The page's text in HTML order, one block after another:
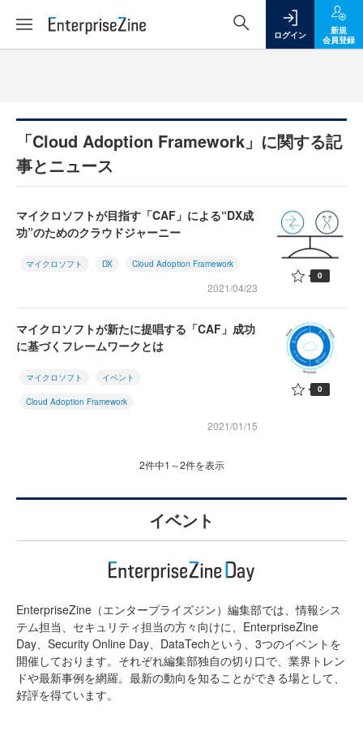
ログイン
新規
会員登録
「Cloud Adoption Framework」に関する記
事とニュース
マイクロソフトが目指す「CAF」による“DX成
功”のためのクラウドジャーニー
マイクロソフト DX Cloud Adoption Framework
2021/04/23
0
マイクロソフトが新たに提唱する「CAF」成功
に基づくフレームワークとは
マイクロソフト イベント
Cloud Adoption Framework
2021/01/15
0
2件中1～2件を表示
イベント
EnterpriseZine（エンタープライズジン）編集部では、情報シス
テム担当、セキュリティ担当の方々向けに、EnterpriseZine
Day、Security Online Day、DataTechという、3つのイベントを
開催しております。それぞれ編集部独自の切り口で、業界トレン
ドや最新事例を網羅。最新の動向を知ることができる場として、
好評を得ています。